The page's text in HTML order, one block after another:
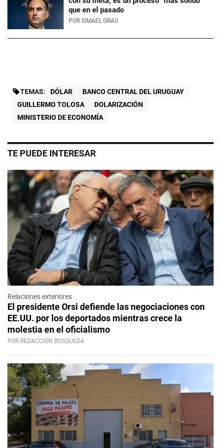
que en el pasado
POR ISMAEL GRAU
TEMAS: DÓLAR
BANCO CENTRAL DEL URUGUAY
GUILLERMO TOLOSA
DOLARIZACIÓN
MINISTERIO DE ECONOMÍA
TE PUEDE INTERESAR
Relaciones exteriores
El presidente Orsi defiende las negociaciones con
EE.UU. por los deportados mientras crece la
molestia en el oficialismo
POR REDACCIÓN BÚSQUEDA